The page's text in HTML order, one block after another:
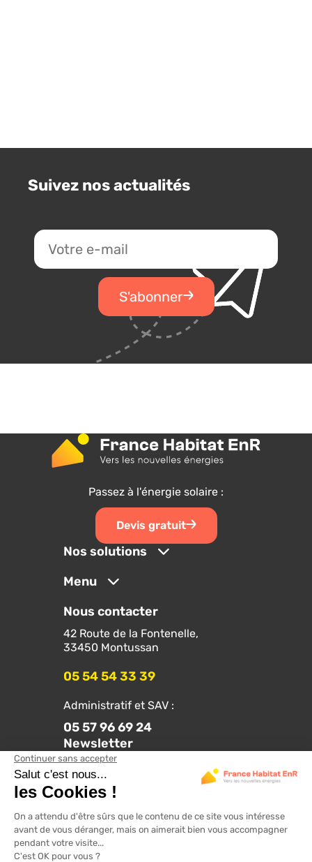
Suivez nos actualités
Passez à l'énergie solaire :
Devis gratuit
Nos solutions
Menu
Nous contacter
42 Route de la Fontenelle,
33450 Montussan
05 54 54 33 39
Administratif et SAV :
05 57 96 69 24
Newsletter
Suivez-nous sur les réseaux :
Nos solutions pour les professionnels :
franceprosolaire.fr